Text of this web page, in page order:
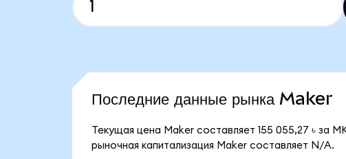
Последние данные рынка Maker
Текущая цена Maker составляет 155 055,27 ৳ за
рыночная капитализация Maker составляет N/A.